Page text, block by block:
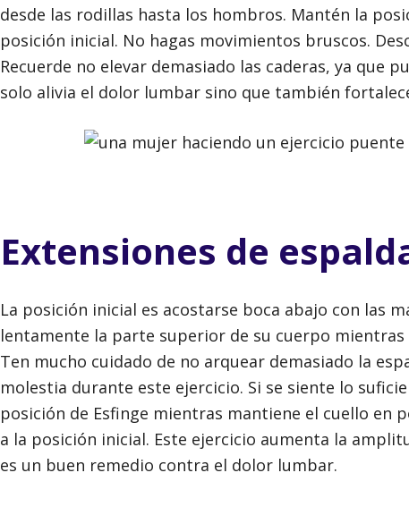
desde las rodillas hasta los hombros. Mantén la
posición inicial. No hagas movimientos bruscos.
Recuerde no elevar demasiado las caderas, ya que
solo alivia el dolor lumbar sino que también
Extensiones de
La posición inicial es acostarse boca abajo con las
lentamente la parte superior de su cuerpo
Ten mucho cuidado de no arquear demasiado la
molestia durante este ejercicio. Si se siente lo
posición de Esfinge mientras mantiene el cuello en
a la posición inicial. Este ejercicio aumenta la
es un buen remedio contra el dolor lumbar.